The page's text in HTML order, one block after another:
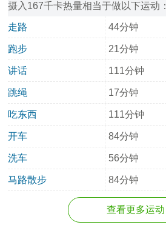
摄入167千卡热量相当于做以下运动：
走路 44分钟
跑步 21分钟
讲话 111分钟
跳绳 17分钟
吃东西 111分钟
开车 84分钟
洗车 56分钟
马路散步 84分钟
查看更多运动